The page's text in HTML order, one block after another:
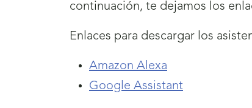
continuación, te dejamos los
Enlaces para descargar los
Amazon Alexa
Google Assistant